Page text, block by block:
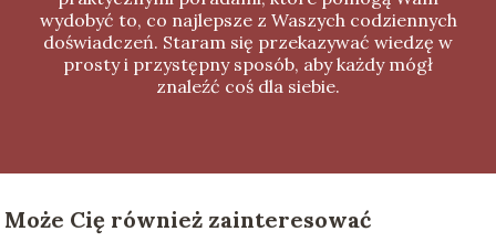
wydobyć to, co najlepsze z Waszych codziennych
doświadczeń. Staram się przekazywać wiedzę w
prosty i przystępny sposób, aby każdy mógł
znaleźć coś dla siebie.
Może Cię również zainteresować